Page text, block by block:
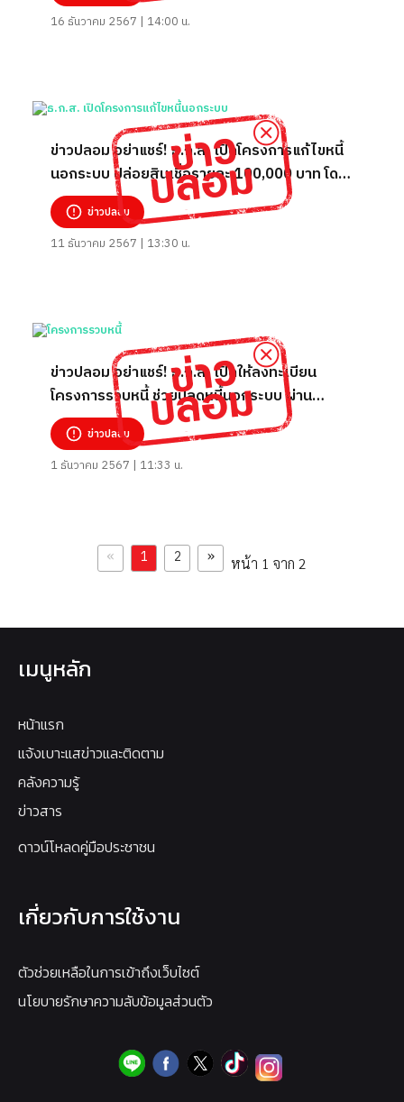
16 ธันวาคม 2567 | 14:00 น.
ข่าวปลอม อย่าแชร์! ธ.ก.ส. เปิดโครงการแก้ไขหนี้
นอกระบบ ปล่อยสินเชื่อรายละ 100,000 บาท โดย
บุคคลทั่วไปสามารถยื่นกู้ได้ ผ่านทางบัญชี TikTok
baac055
ข่าวปลอม
11 ธันวาคม 2567 | 13:30 น.
ข่าวปลอม อย่าแชร์! ธ.ก.ส. เปิดให้ลงทะเบียน
โครงการรวบหนี้ ช่วยปลดหนี้นอกระบบ ผ่าน
Tiktok .baac.thailand52
ข่าวปลอม
1 ธันวาคม 2567 | 11:33 น.
« 1 2 » หน้า 1 จาก 2
เมนูหลัก
หน้าแรก
แจ้งเบาะแสข่าวและติดตาม
คลังความรู้
ข่าวสาร
ดาวน์โหลดคู่มือประชาชน
เกี่ยวกับการใช้งาน
ตัวช่วยเหลือในการเข้าถึงเว็บไซต์
นโยบายรักษาความลับข้อมูลส่วนตัว